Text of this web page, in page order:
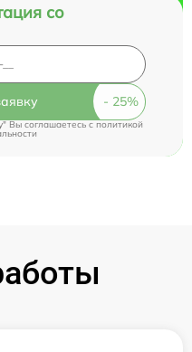
со
Вы соглашаетесь cполитикой